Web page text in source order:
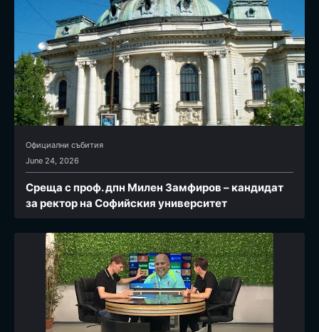
Официални събития
June 24, 2026
Среща с проф. дпн Милен Замфиров – кандидат
за ректор на Софийския университет